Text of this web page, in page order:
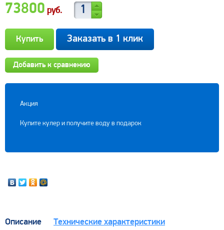
73800 руб.
Заказать в 1 клик
Добавить к сравнению
Акция
Купите кулер и получите воду в подарок
Описание Технические характеристики